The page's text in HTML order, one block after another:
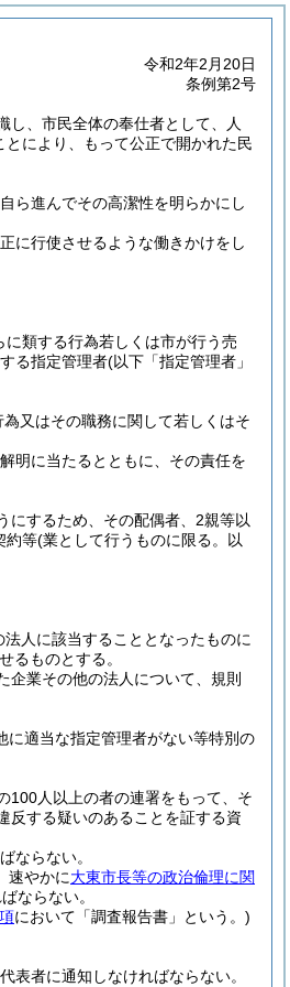
令和2年2月20日
条例第2号
し、市民全体の奉仕者として、人
により、もって公正で開かれた民
ら進んでその高潔性を明らかにし
に行使させるような働きかけをし
類する行為若しくは市が行う売
る指定管理者(以下「指定管理者」
又はその職務に関して若しくはそ
明に当たるとともに、その責任を
にするため、その配偶者、2親等以
約等(業として行うものに限る。以
人に該当することとなったものに
るものとする。
企業その他の法人について、規則
に適当な指定管理者がない等特別の
100人以上の者の連署をもって、そ
反する疑いのあることを証する資
ならない。
速やかに大東市長等の政治倫理に関
ならない。
において「調査報告書」という。)
表者に通知しなければならない。